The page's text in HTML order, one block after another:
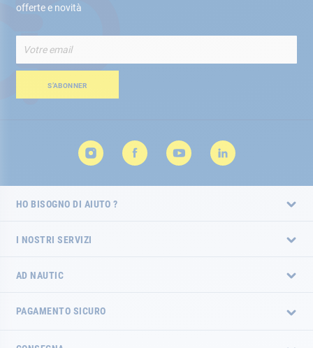
offerte e novità
alla
nostra
Newsletter:S’ABONNER
HO BISOGNO DI AIUTO ?
I NOSTRI SERVIZI
AD NAUTIC
PAGAMENTO SICURO